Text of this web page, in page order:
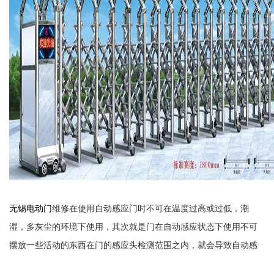
无锡电动门维修在使用自动感应门时不可在温度过高或过低，潮
湿，多灰尘的环境下使用，其次就是门在自动感应状态下使用不可
摆放一些活动的东西在门的感应头检测范围之内，就会导致自动感